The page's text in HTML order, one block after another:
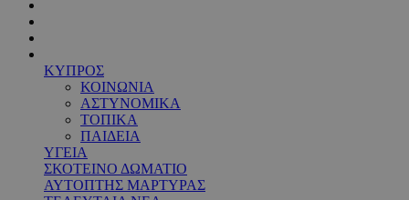
ΚΥΠΡΟΣ
ΚΟΙΝΩΝΙΑ
ΑΣΤΥΝΟΜΙΚΑ
ΤΟΠΙΚΑ
ΠΑΙΔΕΙΑ
ΥΓΕΙΑ
ΣΚΟΤΕΙΝΟ ΔΩΜΑΤΙΟ
ΑΥΤΟΠΤΗΣ ΜΑΡΤΥΡΑΣ